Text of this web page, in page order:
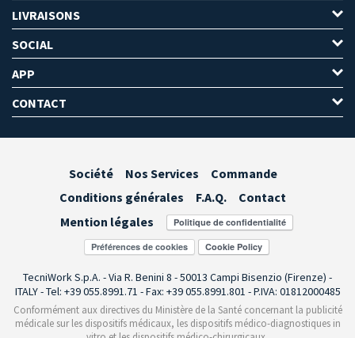
LIVRAISONS
SOCIAL
APP
CONTACT
Société Nos Services
Commande
Conditions générales
F.A.Q.
Contact
Mention légales
Préférences de cookies
TecniWork S.p.A. - Via R. Benini 8 - 50013 Campi Bisenzio (Firenze) -
ITALY - Tel: +39 055.8991.71 - Fax: +39 055.8991.801 - P.IVA: 01812000485
Conformément aux directives du Ministère de la Santé concernant la publicité
médicale sur les dispositifs médicaux, les dispositifs médico-diagnostiques in